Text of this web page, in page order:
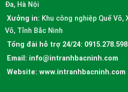
Đa, Hà Nội
Xưởng in: Khu công nghiệp Quế Võ,
Võ, Tỉnh Bắc Ninh
Tổng đài hỗ trợ 24/24: 0915.278.598
Email: info@intranhbacninh.com
Website: www.intranhbacninh.com